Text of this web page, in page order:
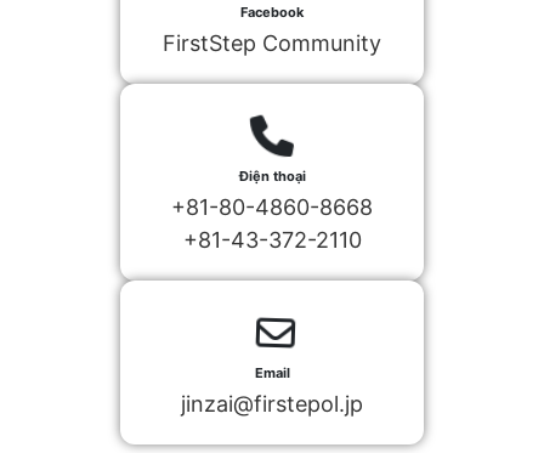
Facebook
FirstStep Community
Điện thoại
+81-80-4860-8668
+81-43-372-2110
Email
jinzai@firstepol.jp